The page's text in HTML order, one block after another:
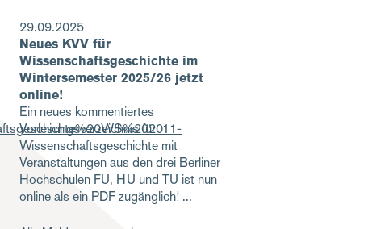
29.09.2025
Neues KVV für
Wissenschaftsgeschichte im
Wintersemester 2025/26 jetzt
online!
Ein neues kommentiertes
Vorlesungsverzeichnis für
Wissenschaftsgeschichte mit
Veranstaltungen aus den drei Berliner
Hochschulen FU, HU und TU ist nun
online als ein PDFzugänglich!